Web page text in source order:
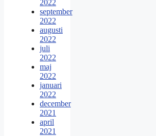
2022
september
2022
augusti
2022
juli
2022
maj
2022
januari
2022
december
2021
april
2021